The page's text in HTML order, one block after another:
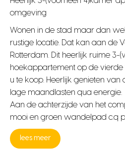
omgeving
Wonen in de stad maar dan
rustige locatie. Dat kan aan de
Rotterdam. Dit heerlijk ruime 3-
hoekappartement op de
u te koop. Heerlijk genieten
lage maandlasten qua energie.
Aan de achterzijde van het
mooi en groen wandelpad c.q
lees meer